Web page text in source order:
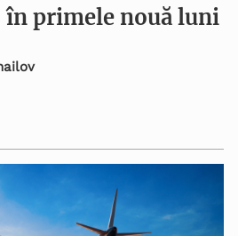
în primele nouă luni